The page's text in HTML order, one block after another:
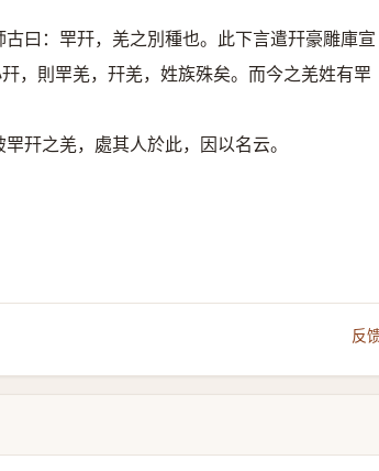
曰：䍐幵，羌之別種也。此下言遣幵豪雕庫宣
，則䍐羌，幵羌，姓族殊矣。而今之羌姓有䍐
幵之羌，處其人於此，因以名云。
反